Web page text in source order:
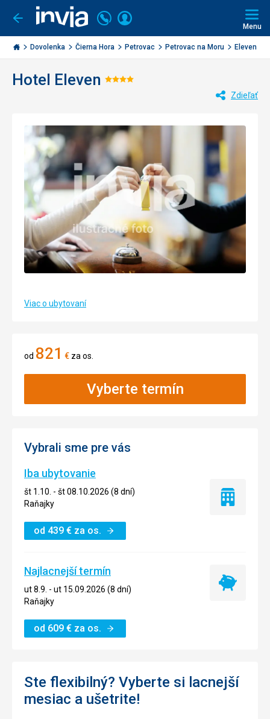
Ísť
späť
Invia.sk
Volajte
+421
2
3221
Prihlásiť
Menu
Dovolenka Čierna Hora Petrovac Petrovac na Moru Eleven
Hotel Eleven Hodnotenie:
Zdieľať
Viac o ubytovaní
od 821 € za os.
Vyberte termín
Vybrali sme pre vás
Iba ubytovanie
št 1.10. - št 08.10.2026 (8 dní)
Raňajky
od 439 € za os.
Iba
Najlacnejší termín
ut 8.9. - ut 15.09.2026 (8 dní)
Raňajky
od 609 € za os.
Najlacnejší
Ste flexibilný? Vyberte si lacnejší
mesiac a ušetrite!